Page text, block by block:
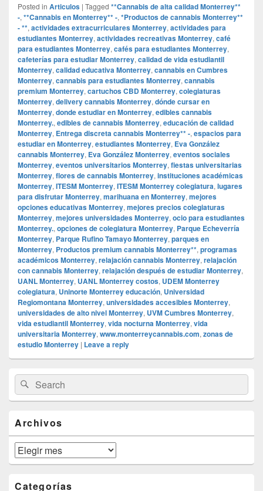
Posted in Articulos | Tagged **Cannabis de alta calidad Monterrey**
-, **Cannabis en Monterrey** -, *Productos de cannabis Monterrey**
- **, actividades extracurriculares Monterrey, actividades para
estudiantes Monterrey, actividades recreativas Monterrey, café
para estudiantes Monterrey, cafés para estudiantes Monterrey,
cafeterías para estudiar Monterrey, calidad de vida estudiantil
Monterrey, calidad educativa Monterrey, cannabis en Cumbres
Monterrey, cannabis para estudiantes Monterrey, cannabis
premium Monterrey, cartuchos CBD Monterrey, colegiaturas
Monterrey, delivery cannabis Monterrey, dónde cursar en
Monterrey, donde estudiar en Monterrey, edibles cannabis
Monterrey., edibles de cannabis Monterrey, educación de calidad
Monterrey, Entrega discreta cannabis Monterrey** -, espacios para
estudiar en Monterrey, estudiantes Monterrey, Eva González
cannabis Monterrey, Eva González Monterrey, eventos sociales
Monterrey, eventos universitarios Monterrey, fiestas universitarias
Monterrey, flores de cannabis Monterrey, instituciones académicas
Monterrey, ITESM Monterrey, ITESM Monterrey colegiatura, lugares
para disfrutar Monterrey, marihuana en Monterrey, mejores
opciones educativas Monterrey, mejores precios colegiaturas
Monterrey, mejores universidades Monterrey, ocio para estudiantes
Monterrey., opciones de colegiatura Monterrey, Parque Echeverría
Monterrey, Parque Rufino Tamayo Monterrey, parques en
Monterrey, Productos premium cannabis Monterrey**, programas
académicos Monterrey, relajación cannabis Monterrey, relajación
con cannabis Monterrey, relajación después de estudiar Monterrey,
UANL Monterrey, UANL Monterrey costos, UDEM Monterrey
colegiatura, Uninorte Monterrey educación, Universidad
Regiomontana Monterrey, universidades accesibles Monterrey,
universidades de alto nivel Monterrey, UVM Cumbres Monterrey,
vida estudiantil Monterrey, vida nocturna Monterrey, vida
universitaria Monterrey, www.monterreycannabis.com, zonas de
estudio Monterrey | Leave a reply
Primary
Sidebar
Widget
Area
Search
for:
Search
Archivos
Archivos
Categorías